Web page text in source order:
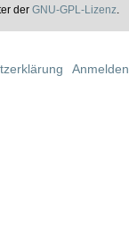
der GNU-GPL-Lizenz.
Anmelden